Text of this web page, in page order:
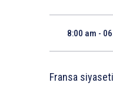
8:00 am -
Fransa